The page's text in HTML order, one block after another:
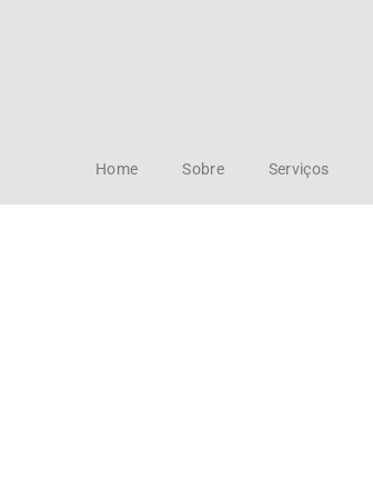
Home Sobre Serviços